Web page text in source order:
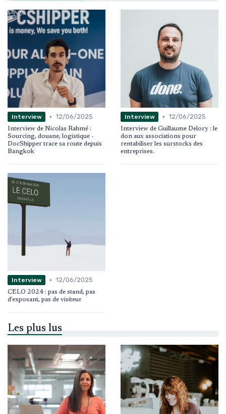
Interview • 12/06/2025
Interview de Nicolas Rahmé :
Sourcing, douane, logistique -
DocShipper trace sa route depuis
Bangkok
Interview • 12/06/2025
Interview de Guillaume Delory : le
don aux associations pour
rentabiliser les surstocks des
entreprises.
Interview • 12/06/2025
CELO 2024 : pas de stand, pas
d'exposant, pas de visiteur
Les plus lus